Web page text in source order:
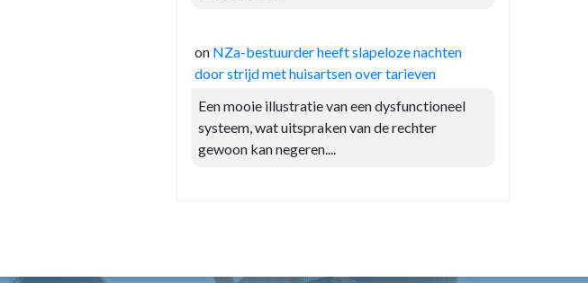
on NZa-bestuurder heeft slapeloze nachten
door strijd met huisartsen over tarieven
Een mooie illustratie van een dysfunctioneel
systeem, wat uitspraken van de rechter
gewoon kan negeren....